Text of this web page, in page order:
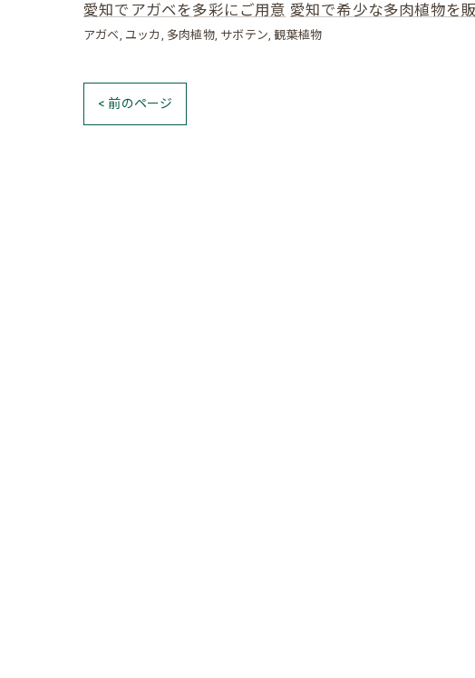
愛知でアガベを多彩にご用意 愛知で希少な多肉植物を
アガベ ユッカ 多肉植物 サボテン 観葉植物
< 前のページ